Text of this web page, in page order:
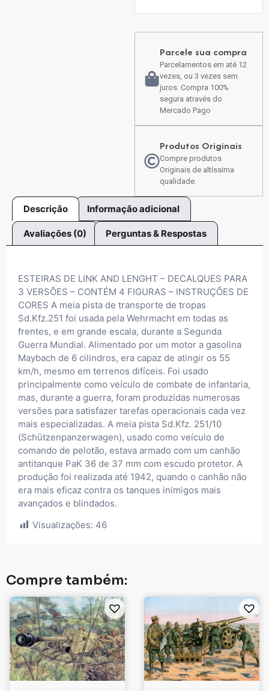
Parcele sua compra
Parcelamentos em até 12
vezes, ou 3 vezes sem
juros. Compra 100%
segura através do
Mercado Pago
Produtos Originais
Compre produtos
Originais de altíssima
qualidade.
Descrição Informação adicional
Avaliações (0) Perguntas & Respostas
ESTEIRAS DE LINK AND LENGHT – DECALQUES PARA
3 VERSÕES – CONTÉM 4 FIGURAS – INSTRUÇÕES DE
CORES A meia pista de transporte de tropas
Sd.Kfz.251 foi usada pela Wehrmacht em todas as
frentes, e em grande escala, durante a Segunda
Guerra Mundial. Alimentado por um motor a gasolina
Maybach de 6 cilindros, era capaz de atingir os 55
km/h, mesmo em terrenos difíceis. Foi usado
principalmente como veículo de combate de infantaria,
mas, durante a guerra, foram produzidas numerosas
versões para satisfazer tarefas operacionais cada vez
mais especializadas. A meia pista Sd.Kfz. 251/10
(Schützenpanzerwagen), usado como veículo de
comando de pelotão, estava armado com um canhão
antitanque PaK 36 de 37 mm com escudo protetor. A
produção foi realizada até 1942, quando o canhão não
era mais eficaz contra os tanques inimigos mais
avançados e blindados.
Visualizações: 46
Compre também: